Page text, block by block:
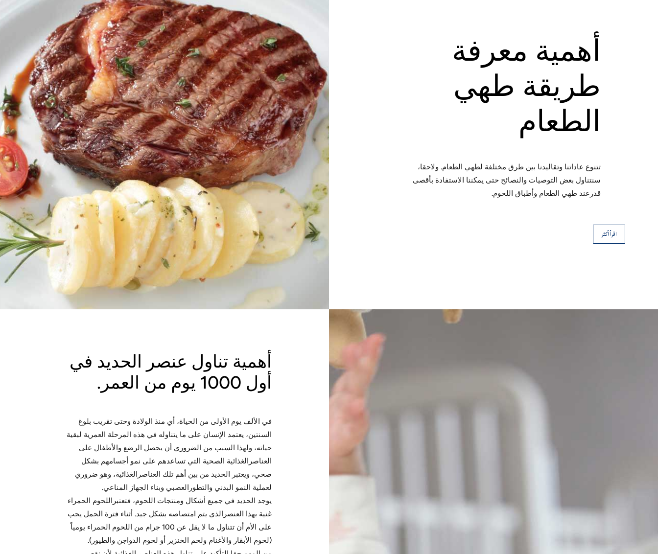
أهمية معرفة
طريقة طهي
الطعام
تتنوع عاداتنا وتقاليدنا بين طرق مختلفة لطهي الطعام. ولاحقا،
سنتناول بعض التوصيات والنصائح حتى يمكننا الاستفادة بأقصى
قدرعند طهي الطعام وأطباق اللحوم.
اقرأ أكثر
أهمية تناول عنصر الحديد في
أول 1000 يوم من العمر.
في الألف يوم الأولى من الحياة، أي منذ الولادة وحتى تقريب بلوغ
السنتين، يعتمد الإنسان على ما يتناوله في هذه المرحلة العمرية لبقية
حياته، ولهذا السبب من الضروري أن يحصل الرضع والأطفال على
العناصرالغذائية الصحية التي تساعدهم على نمو أجسامهم بشكل
صحي، ويعتبر الحديد من بين أهم تلك العناصرالغذائية، وهو ضروري
لعملية النمو البدني والتطورالعصبي وبناء الجهاز المناعي.
يوجد الحديد في جميع أشكال ومنتجات اللحوم، فتعتبراللحوم الحمراء
غنية بهذا العنصرالذي يتم امتصاصه بشكل جيد. أثناء فترة الحمل يجب
على الأم أن تتناول ما لا يقل عن 100 جرام من اللحوم الحمراء يومياً
(لحوم الأبقار والأغنام ولحم الخنزير أو لحوم الدواجن والطيور).